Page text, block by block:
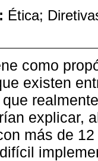
Ética;
como
existen
explicar,
más de